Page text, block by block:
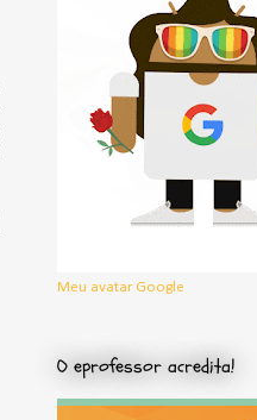
Meu avatar Google
O eprofessor acredita!